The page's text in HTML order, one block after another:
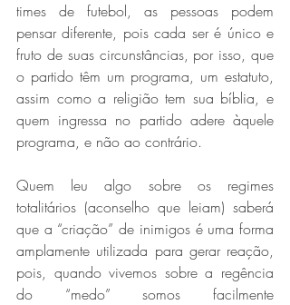
times de futebol, as pessoas podem
pensar diferente, pois cada ser é único e
fruto de suas circunstâncias, por isso, que
o partido têm um programa, um estatuto,
assim como a religião tem sua bíblia, e
quem ingressa no partido adere àquele
programa, e não ao contrário.
Quem leu algo sobre os regimes
totalitários (aconselho que leiam) saberá
que a “criação” de inimigos é uma forma
amplamente utilizada para gerar reação,
pois, quando vivemos sobre a regência
do “medo” somos facilmente